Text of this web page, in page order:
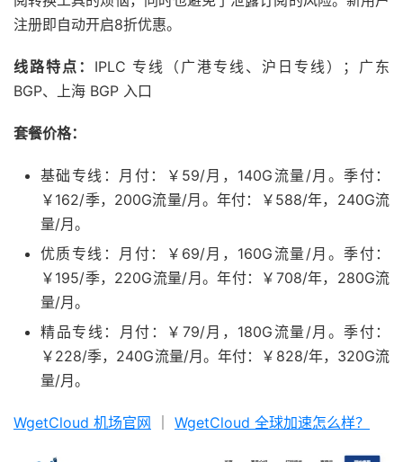
注册即自动开启8折优惠。
线路特点： IPLC 专线（广港专线、沪日专线）；广东
BGP、上海 BGP 入口
套餐价格：
基础专线：月付：￥59/月，140G流量/月。季付：
￥162/季，200G流量/月。年付：￥588/年，240G流
量/月。
优质专线：月付：￥69/月，160G流量/月。季付：
￥195/季，220G流量/月。年付：￥708/年，280G流
量/月。
精品专线：月付：￥79/月，180G流量/月。季付：
￥228/季，240G流量/月。年付：￥828/年，320G流
量/月。
WgetCloud 机场官网 WgetCloud 全球加速怎么样？